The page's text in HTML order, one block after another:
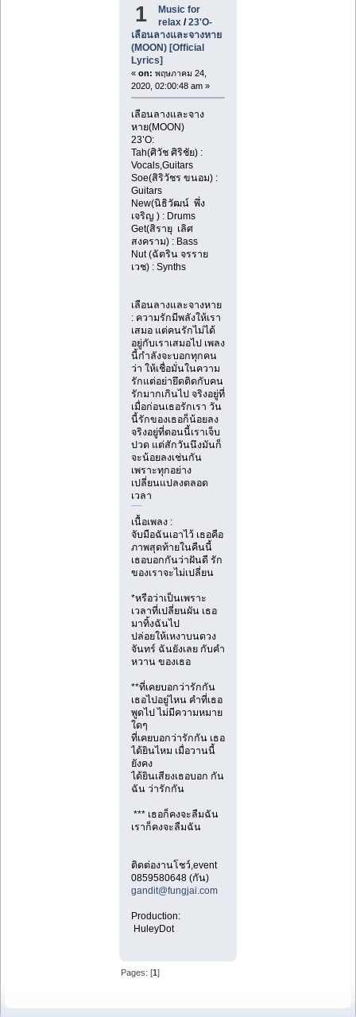
1
Music for
relax /23'O-
เลือนลางและจางหาย
(MOON) [Official
Lyrics]
« on: พฤษภาคม 24,
2020, 02:00:48 am »
เลือนลางและจาง
หาย(MOON)
23’O:
Tah(ศิวัช ศิริชัย) :
Vocals,Guitars
Soe(สิริวัชร ขนอม) :
Guitars
New(นิธิวัฒน์ พึ่ง
เจริญ ) : Drums
Get(สิรายุ เลิศ
สงคราม) : Bass
Nut (ฉัตริน จรราย
เวช) : Synths
เลือนลางและจางหาย
: ความรักมีพลังให้เรา
เสมอ แต่คนรักไม่ได้
อยู่กับเราเสมอไป เพลง
นี้กำลังจะบอกทุกคน
ว่า ให้เชื่อมั่นในความ
รักแต่อย่ายึดติดกับคน
รักมากเกินไป จริงอยู่ที่
เมื่อก่อนเธอรักเรา วัน
นี้รักของเธอก็น้อยลง
จริงอยู่ที่ตอนนี้เราเจ็บ
ปวด แต่สักวันนึงมันก็
จะน้อยลงเช่นกัน
เพราะทุกอย่าง
เปลี่ยนแปลงตลอด
เวลา
เนื้อเพลง :
จับมือฉันเอาไว้ เธอคือ
ภาพสุดท้ายในคืนนี้
เธอบอกกันว่าฝันดี รัก
ของเราจะไม่เปลี่ยน
*หรือว่าเป็นเพราะ
เวลาที่เปลี่ยนผัน เธอ
มาทิ้งฉันไป
ปล่อยให้เหงาบนดวง
จันทร์ ฉันยังเลย กับคำ
หวาน ของเธอ
**ที่เคยบอกว่ารักกัน
เธอไปอยู่ไหน คำที่เธอ
พูดไป ไม่มีความหมาย
ใดๆ
ที่เคยบอกว่ารักกัน เธอ
ได้ยินไหม เมื่อวานนี้
ยังคง
ได้ยินเสียงเธอบอก กัน
ฉัน ว่ารักกัน
*** เธอก็คงจะลืมฉัน
เราก็คงจะลืมฉัน
ติดต่องานโชว์,event
0859580648 (กัน)
gandit@fungjai.com
Production:
HuleyDot
Pages: [1]